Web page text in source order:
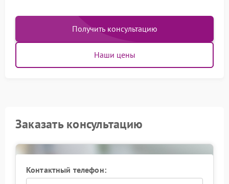
Получить консультацию
Наши цены
Заказать консультацию
Контактный телефон: